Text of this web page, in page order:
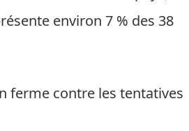
environ 7 % des 38
ferme contre les tentatives